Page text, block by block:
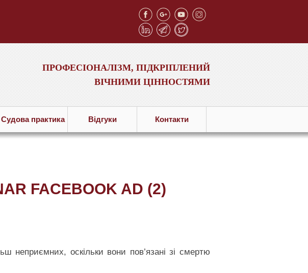
ПРОФЕСІОНАЛІЗМ, ПІДКРІПЛЕНИЙ
ВІЧНИМИ ЦІННОСТЯМИ
Судова практика Вiдгуки Контакти
FACEBOOK AD (2)
неприємних, оскільки вони пов’язані зі смертю